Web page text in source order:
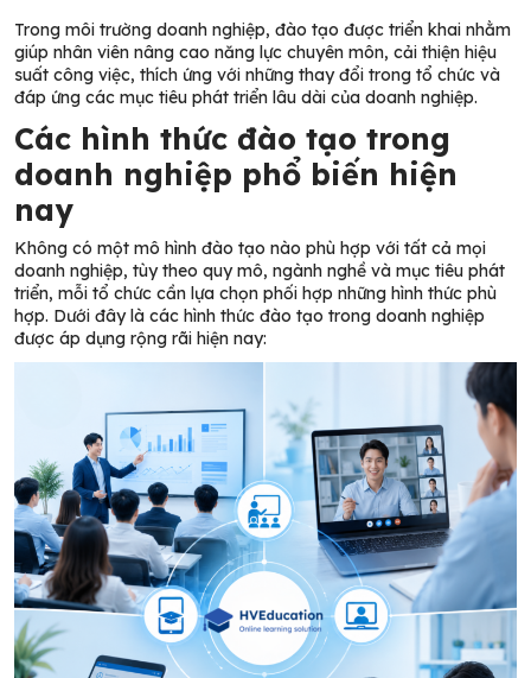
Trong môi trường doanh nghiệp, đào tạo được triển khai nhằm
giúp nhân viên nâng cao năng lực chuyên môn, cải thiện hiệu
suất công việc, thích ứng với những thay đổi trong tổ chức và
đáp ứng các mục tiêu phát triển lâu dài của doanh nghiệp.
Các hình thức đào tạo trong
doanh nghiệp phổ biến hiện
nay
Không có một mô hình đào tạo nào phù hợp với tất cả mọi
doanh nghiệp, tùy theo quy mô, ngành nghề và mục tiêu phát
triển, mỗi tổ chức cần lựa chọn phối hợp những hình thức phù
hợp. Dưới đây là các hình thức đào tạo trong doanh nghiệp
được áp dụng rộng rãi hiện nay: